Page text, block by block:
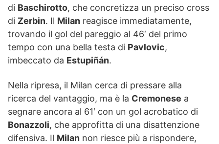
di Baschirotto, che concretizza un preciso cross
di Zerbin. Il Milan reagisce immediatamente,
trovando il gol del pareggio al 46′ del primo
tempo con una bella testa di Pavlovic,
imbeccato da Estupiñán.
Nella ripresa, il Milan cerca di pressare alla
ricerca del vantaggio, ma è la Cremonese a
segnare ancora al 61′ con un gol acrobatico di
Bonazzoli, che approfitta di una disattenzione
difensiva. Il Milan non riesce più a rispondere,